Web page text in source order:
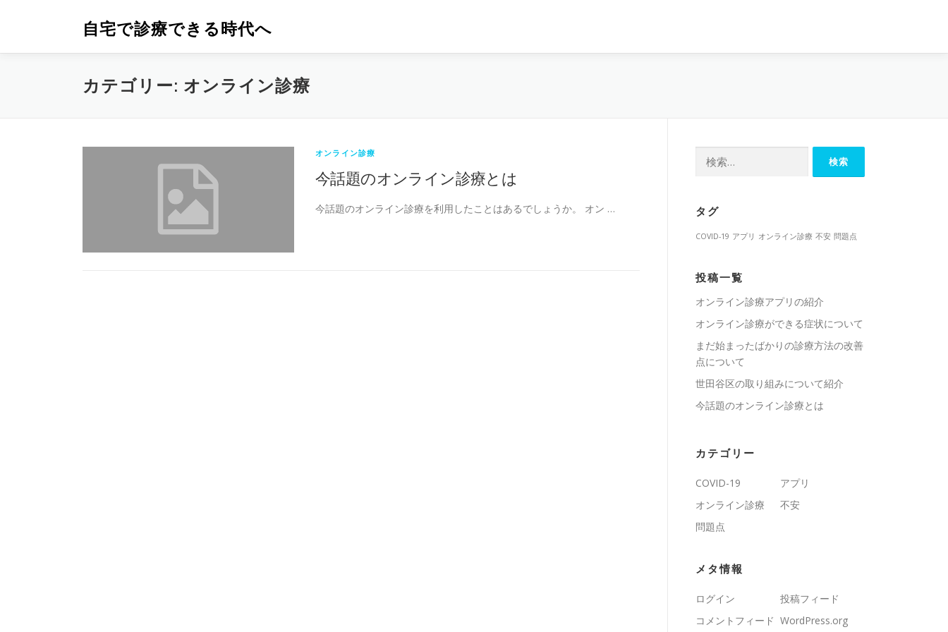
ン
自宅で診療できる時代へ
カテゴリー: オンライン診療
オンライン診療
今話題のオンライン診療とは
今話題のオンライン診療を利用したことはあるでしょうか。 オン … タグ
COVID-19 アプリ オンライン診療 不安 問題点
投稿一覧
オンライン診療アプリの紹介
オンライン診療ができる症状について
まだ始まったばかりの診療方法の改善
点について
世田谷区の取り組みについて紹介
今話題のオンライン診療とは
カテゴリー
COVID-19
アプリ
オンライン診療
不安
問題点
メタ情報
ログイン
投稿フィード
コメントフィード WordPress.org